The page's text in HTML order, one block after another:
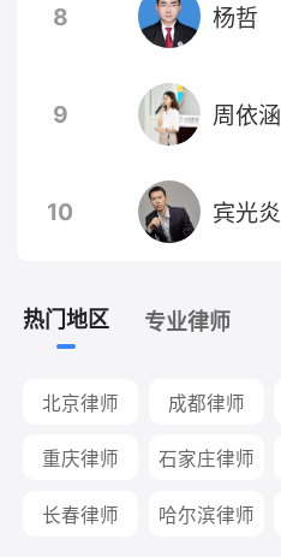
8 杨哲
9 周依涵
10 宾光炎
热门地区 专业律师
北京律师 成都律师
重庆律师 石家庄律师
长春律师 哈尔滨律师